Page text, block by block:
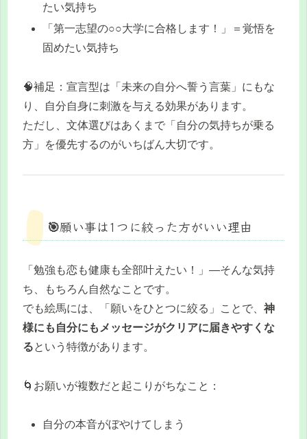
たい気持ち
「第一志望の○○大学に合格します！」＝覚悟を
固めたい気持ち
🧠補足：宣言型は「未来の自分へ誓う言葉」にもな
り、自分自身に刺激を与える効果があります。
ただし、文体選びはあくまで「自分の気持ちが乗る
方」を優先するのがいちばん大切です。
🎯願い事は1つに絞った方がいい理由
「勉強も恋も健康も全部叶えたい！」—そんな気持
ち、もちろん自然なことです。
でも絵馬には、「願いをひとつに絞る」ことで、 神
様にも自分にもメッセージがクリアに届きやすくな
るという特徴があります。
🌀お願いが複数だと起こりがちなこと：
自分の本音がぼやけてしまう